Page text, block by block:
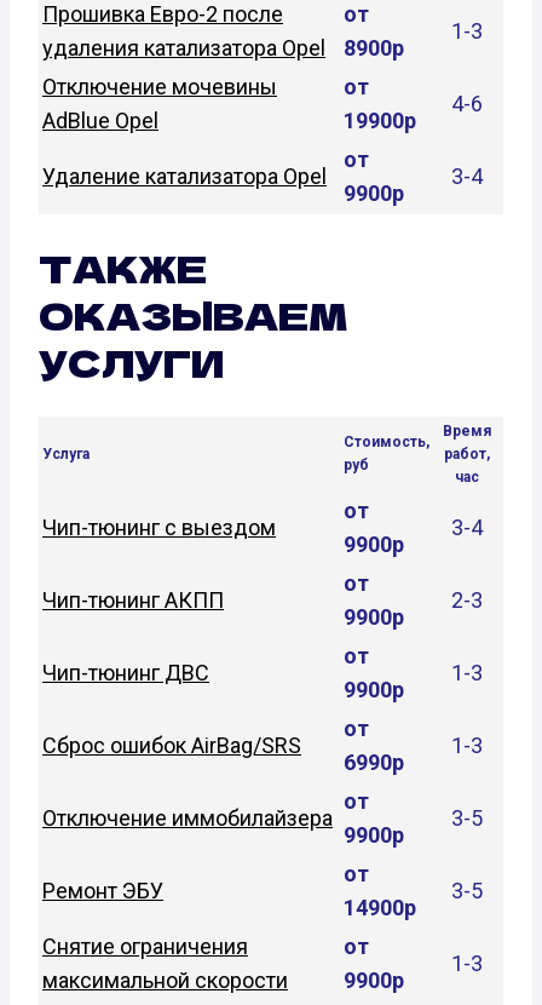
Прошивка Евро-2 после
удаления катализатора Opel
от
8900р
1-3
Отключение мочевины
AdBlue Opel
от
19900р
4-6
Удаление катализатора Opel
от
9900р
3-4
ТАКЖЕ
ОКАЗЫВАЕМ
УСЛУГИ
Услуга
Стоимость,
руб
Время
работ,
час
Чип-тюнинг с выездом
от
9900р
3-4
Чип-тюнинг АКПП
от
9900р
2-3
Чип-тюнинг ДВС
от
9900р
1-3
Сброс ошибок AirBag/SRS
от
6990р
1-3
Отключение иммобилайзера
от
9900р
3-5
Ремонт ЭБУ
от
14900р
3-5
Снятие ограничения
максимальной скорости
от
9900р
1-3